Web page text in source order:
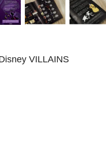
VILLAINS